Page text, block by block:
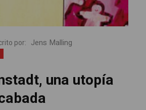
por: Jens Malling
una utopía